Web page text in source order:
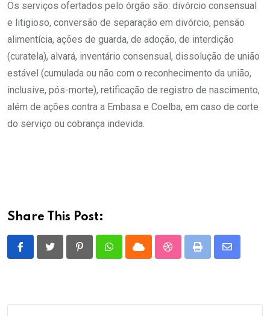
Os serviços ofertados pelo órgão são: divórcio consensual
e litigioso, conversão de separação em divórcio, pensão
alimentícia, ações de guarda, de adoção, de interdição
(curatela), alvará, inventário consensual, dissolução de união
estável (cumulada ou não com o reconhecimento da união,
inclusive, pós-morte), retificação de registro de nascimento,
além de ações contra a Embasa e Coelba, em caso de corte
do serviço ou cobrança indevida.
Share This Post:
PinterestWhatsappCloud StumbleUpon
Print
Share